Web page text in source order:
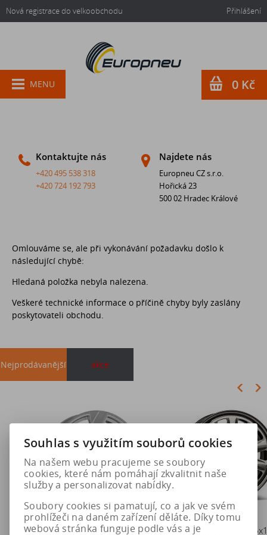
Nová registrace do velkoobchodu Přihlášení
Kontaktujte nás
+420 495 538 318
+420 724 192 793
Najdete nás
Europneu CZ s.r.o.
Hořická 23
500 02 Hradec Králové
MENU 0 Kč
Omlouváme se, ale při vykonávání požadavku došlo k
následující chybě:
Hledaná položka nebyla nalezena.
Veškeré technické informace o příčině chyby byly zaslány
poskytovateli obchodu.
Nejprodávanější akce
DEZENT KB silver 7x17
Disk Hybrid 6 x 16 5x112
Duše 12x4 (4.00-4) kovový
Souhlas s využitím souborů cookies
Na našem webu pracujeme se soubory
cookies, které nám pomáhají zkvalitnit naše
služby a personalizovat nabídky.
Soubory cookies si pamatují, co a jak ve svém
prohlížeči na daném zařízení děláte. Díky tomu
webová stránka funguje podle vás a je